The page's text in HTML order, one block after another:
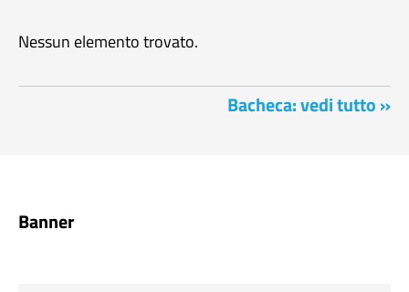
Nessun elemento trovato.
Bacheca: vedi tutto »
Banner